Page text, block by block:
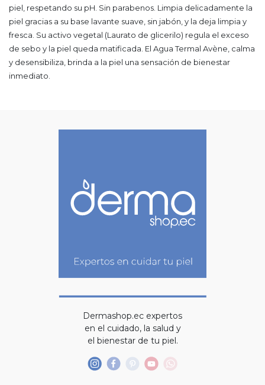
piel, respetando su pH. Sin parabenos. Limpia delicadamente la
piel gracias a su base lavante suave, sin jabón, y la deja limpia y
fresca. Su activo vegetal (Laurato de glicerilo) regula el exceso
de sebo y la piel queda matificada. El Agua Termal Avène, calma
y desensibiliza, brinda a la piel una sensación de bienestar
inmediato.
Dermashop.ec expertos
en el cuidado, la salud y
el bienestar de tu piel.